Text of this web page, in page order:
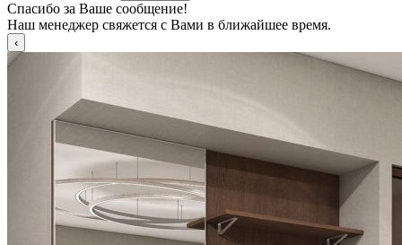
Спасибо за Ваше сообщение!
Наш менеджер свяжется с Вами в ближайшее время.